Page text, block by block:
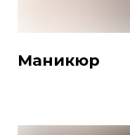
Маникюр